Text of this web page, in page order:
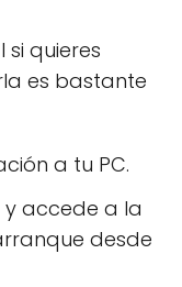
si quieres
es bastante
a tu PC.
accede a la
desde